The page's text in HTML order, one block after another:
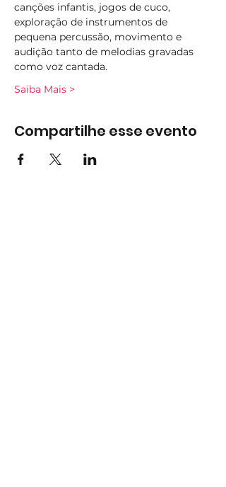
canções infantis, jogos de cuco,
exploração de instrumentos de
pequena percussão, movimento e
audição tanto de melodias gravadas
como voz cantada.
Saiba Mais >
Compartilhe esse evento